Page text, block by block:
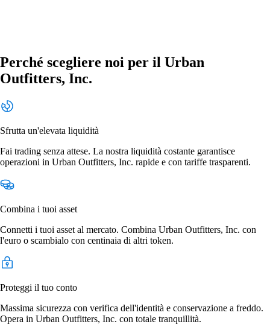
Perché scegliere noi per il Urban
Outfitters, Inc.
Sfrutta un'elevata liquidità
Fai trading senza attese. La nostra liquidità costante garantisce
operazioni in Urban Outfitters, Inc. rapide e con tariffe trasparenti.
Combina i tuoi asset
Connetti i tuoi asset al mercato. Combina Urban Outfitters, Inc. con
l'euro o scambialo con centinaia di altri token.
Proteggi il tuo conto
Massima sicurezza con verifica dell'identità e conservazione a freddo.
Opera in Urban Outfitters, Inc. con totale tranquillità.